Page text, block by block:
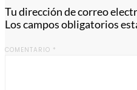
Tu dirección de correo
Los campos obligatorios
COMENTARIO *